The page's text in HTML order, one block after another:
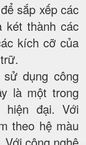
sắp xếp các
két thành các
kích cỡ của
dụng công
là một trong
hiện đại. Với
theo hệ màu